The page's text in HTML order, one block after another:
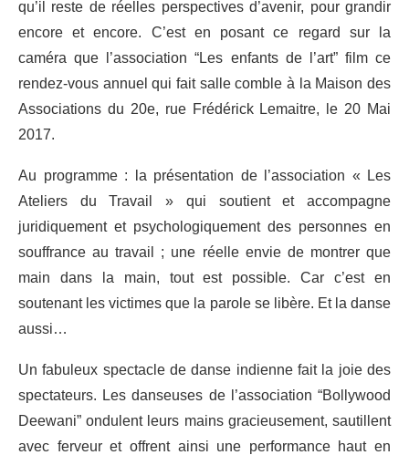
qu’il reste de réelles perspectives d’avenir, pour grandir
encore et encore. C’est en posant ce regard sur la
caméra que l’association “Les enfants de l’art” film ce
rendez-vous annuel qui fait salle comble à la Maison des
Associations du 20e, rue Frédérick Lemaitre, le 20 Mai
2017.
Au programme : la présentation de l’association « Les
Ateliers du Travail » qui soutient et accompagne
juridiquement et psychologiquement des personnes en
souffrance au travail ; une réelle envie de montrer que
main dans la main, tout est possible. Car c’est en
soutenant les victimes que la parole se libère. Et la danse
aussi…
Un fabuleux spectacle de danse indienne fait la joie des
spectateurs. Les danseuses de l’association “Bollywood
Deewani” ondulent leurs mains gracieusement, sautillent
avec ferveur et offrent ainsi une performance haut en